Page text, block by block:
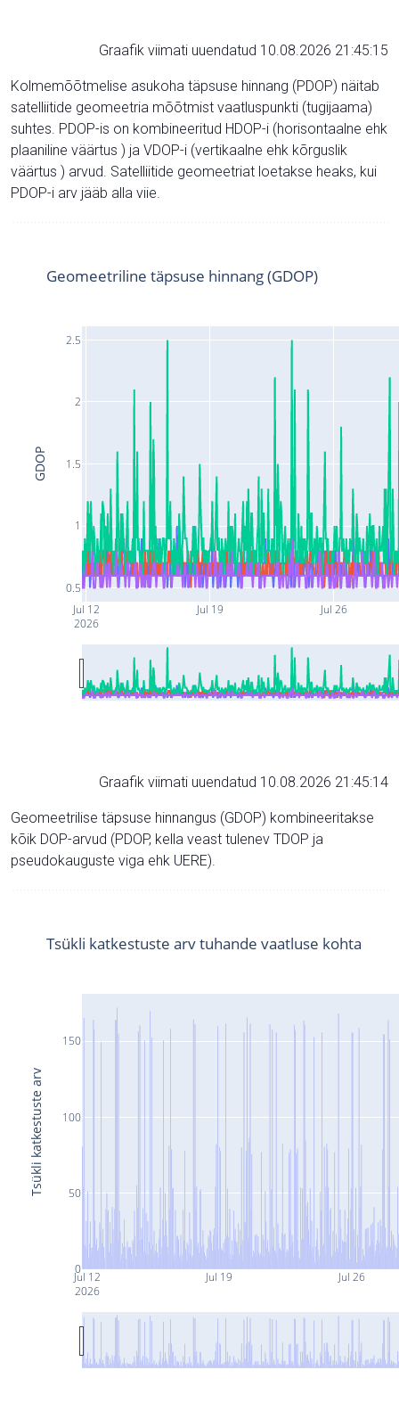
Graafik viimati uuendatud 10.08.2026 21:45:15
Kolmemõõtmelise asukoha täpsuse hinnang (PDOP) näitab
satelliitide geomeetria mõõtmist vaatluspunkti (tugijaama)
suhtes. PDOP-is on kombineeritud HDOP-i (horisontaalne ehk
plaaniline väärtus ) ja VDOP-i (vertikaalne ehk kõrguslik
väärtus ) arvud. Satelliitide geomeetriat loetakse heaks, kui
PDOP-i arv jääb alla viie.
Jul 12
2026
Jul 19 Jul 26
0.5
1
1.5
2
2.5
Geomeetriline täpsuse hinnang (GDOP)
GDOP
Graafik viimati uuendatud 10.08.2026 21:45:14
Geomeetrilise täpsuse hinnangus (GDOP) kombineeritakse
kõik DOP-arvud (PDOP, kella veast tulenev TDOP ja
pseudokauguste viga ehk UERE).
Jul 12
2026
Jul 19 Jul 26
0
50
100
150
Tsükli katkestuste arv tuhande vaatluse kohta
Tsükli katkestuste arv